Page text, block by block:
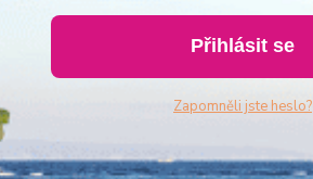
Přihlásit se
Zapomněli jste heslo?